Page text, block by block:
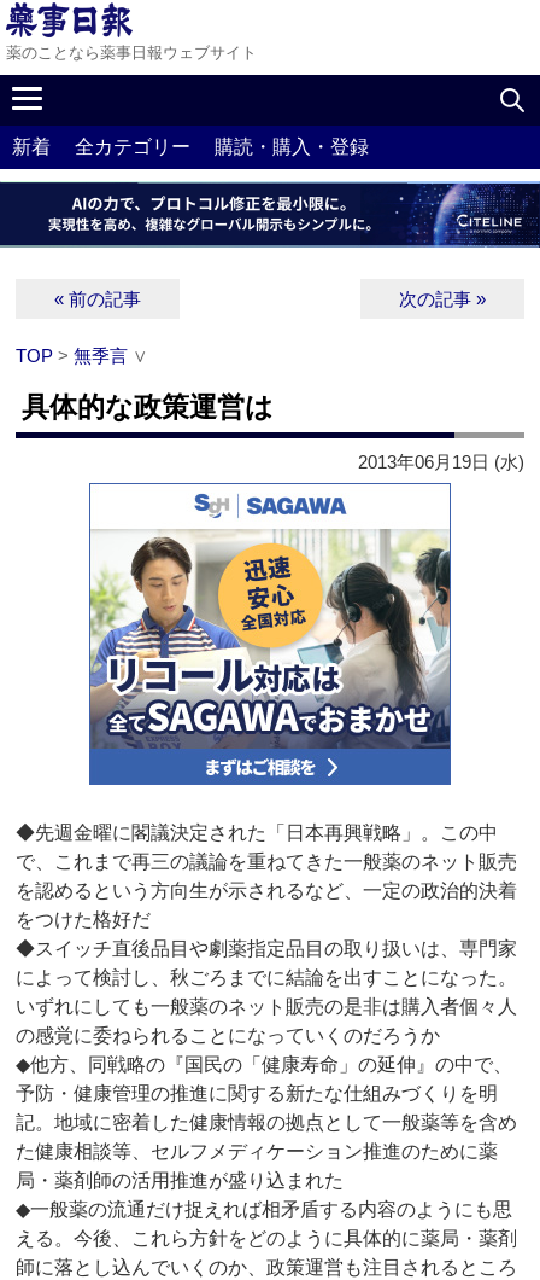
薬のことなら薬事日報ウェブサイト
新着 全カテゴリー 購読・購入・登録
« 前の記事 次の記事 »
TOP >無季言 ∨
具体的な政策運営は
2013年06月19日 (水)
◆先週金曜に閣議決定された「日本再興戦略」。この中
で、これまで再三の議論を重ねてきた一般薬のネット販売
を認めるという方向生が示されるなど、一定の政治的決着
をつけた格好だ
◆スイッチ直後品目や劇薬指定品目の取り扱いは、専門家
によって検討し、秋ごろまでに結論を出すことになった。
いずれにしても一般薬のネット販売の是非は購入者個々人
の感覚に委ねられることになっていくのだろうか
◆他方、同戦略の『国民の「健康寿命」の延伸』の中で、
予防・健康管理の推進に関する新たな仕組みづくりを明
記。地域に密着した健康情報の拠点として一般薬等を含め
た健康相談等、セルフメディケーション推進のために薬
局・薬剤師の活用推進が盛り込まれた
◆一般薬の流通だけ捉えれば相矛盾する内容のようにも思
える。今後、これら方針をどのように具体的に薬局・薬剤
師に落とし込んでいくのか、政策運営も注目されるところ